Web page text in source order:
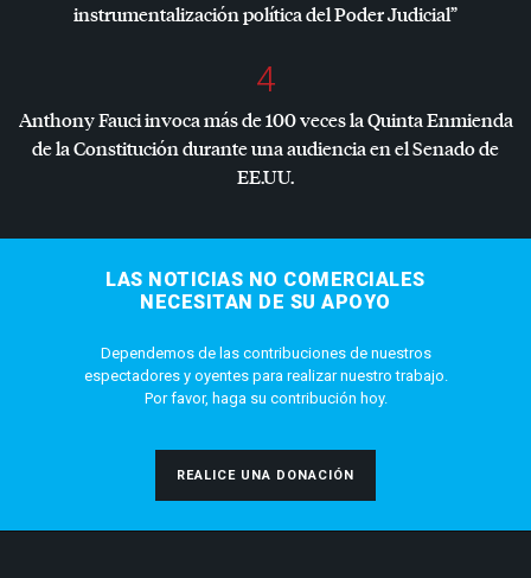
instrumentalización política del Poder Judicial”
4
Anthony Fauci invoca más de 100 veces la Quinta Enmienda
de la Constitución durante una audiencia en el Senado de
EE.UU.
LAS NOTICIAS NO COMERCIALES
NECESITAN DE SU APOYO
Dependemos de las contribuciones de nuestros
espectadores y oyentes para realizar nuestro trabajo.
Por favor, haga su contribución hoy.
REALICE UNA DONACIÓN